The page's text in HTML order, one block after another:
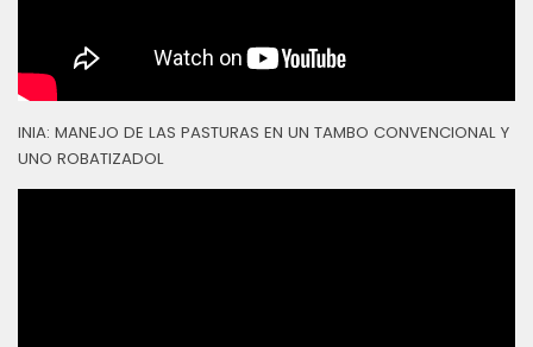
INIA: MANEJO DE LAS PASTURAS EN UN TAMBO CONVENCIONAL Y
UNO ROBATIZADOL